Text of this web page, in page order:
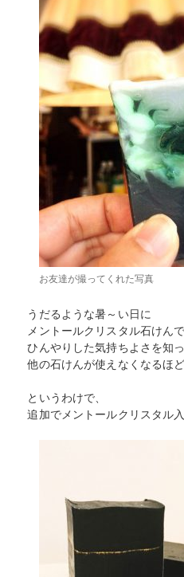
お友達が撮ってくれた写真
うだるような暑～い日に
メントールクリスタル石けん
ひんやりした気持ちよさを知っ
他の石けんが使えなくなるほど
というわけで、
追加でメントールクリスタル